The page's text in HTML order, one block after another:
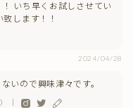
いち早くお試しさせてい
します！！
2024/04/28
いので興味津々です。
｜